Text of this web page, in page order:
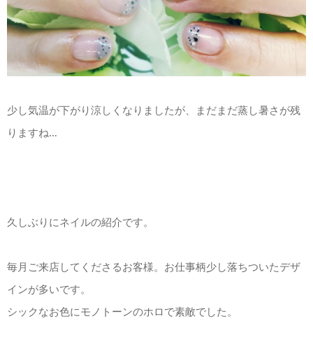
少し気温が下がり涼しくなりましたが、まだまだ蒸し暑さが残
りますね…
久しぶりにネイルの紹介です。
毎月ご来店してくださるお客様。お仕事柄少し落ちついたデザ
インが多いです。
シックなお色にモノトーンのホロで素敵でした。